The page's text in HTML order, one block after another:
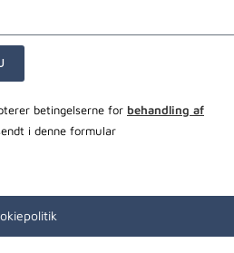
betingelserne for behandling af
i denne formular